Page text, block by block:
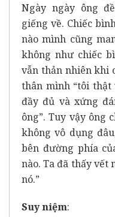
Ngày ngày ông
giếng về. Chiếc
nào mình cũng
không như chiếc
vẫn thản nhiên khi
thân mình “tôi thật
đầy đủ và xứng
ông”. Tuy vậy ông
không vô dụng
bên đường phía
nào. Ta đã thấy vết
nó.”
Suy niệm: